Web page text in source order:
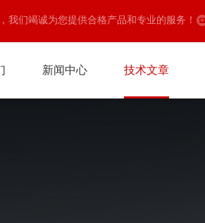
我们竭诚为您提供合格产品和专业的服务！
新闻中心 技术文章